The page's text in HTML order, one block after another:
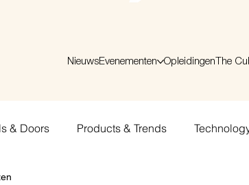
NieuwsEvenementen Opleidingen The
& Doors Products & Trends